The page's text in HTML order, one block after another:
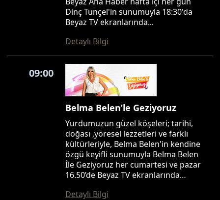
Dinç Tunçel'in sunumuyla 18:30'da
Beyaz TV ekranlarında...
Detaylı Bilgi
09:00
Belma Belen’le Geziyoruz
Yurdumuzun güzel köşeleri; tarihi,
doğası ,yöresel lezzetleri ve farklı
kültürleriyle, Belma Belen'in kendine
özgü keyifli sunumuyla Belma Belen
İle Geziyoruz her cumartesi ve pazar
16.50’de Beyaz TV ekranlarında…
Detaylı Bilgi